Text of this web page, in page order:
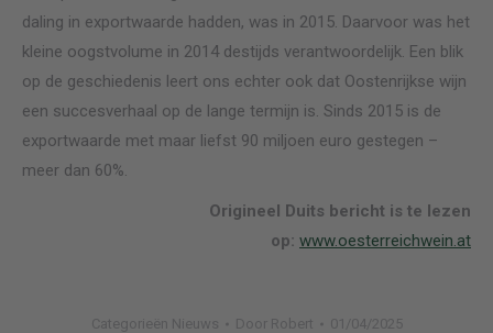
daling in exportwaarde hadden, was in 2015. Daarvoor was het
kleine oogstvolume in 2014 destijds verantwoordelijk. Een blik
op de geschiedenis leert ons echter ook dat Oostenrijkse wijn
een succesverhaal op de lange termijn is. Sinds 2015 is de
exportwaarde met maar liefst 90 miljoen euro gestegen –
meer dan 60%.
Origineel Duits bericht is te lezen
op: www.oesterreichwein.at
Categorieën Nieuws Door Robert 01/04/2025